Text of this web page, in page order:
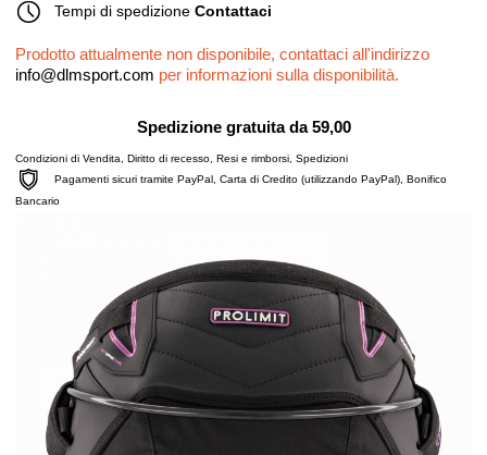
Tempi di spedizione Contattaci
Prodotto attualmente non disponibile, contattaci all'indirizzo
info@dlmsport.com per informazioni sulla disponibilità.
Spedizione gratuita da 59,00
Condizioni di Vendita Diritto di recesso Resi e rimborsi Spedizioni
Pagamenti sicuri tramite PayPal, Carta di Credito (utilizzando PayPal), Bonifico
Bancario